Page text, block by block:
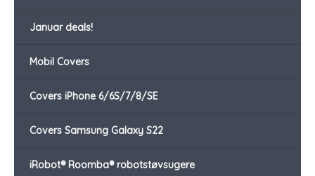
Januar deals!
Mobil Covers
Covers iPhone 6/6S/7/8/SE
Covers Samsung Galaxy S22
iRobot® Roomba® robotstøvsugere